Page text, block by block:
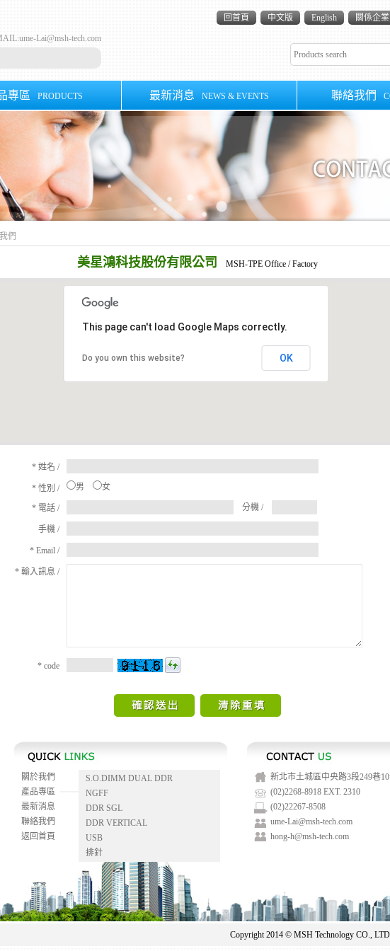
回首頁 中文版 English 關係企業
ume-Lai@msh-tech.com
專區 PRODUCTS 最新消息 NEWS & EVENTS 聯絡我們
們
美星鴻科技股份有限公司 MSH-TPE Office / Factory
This page can't load Google Maps correctly.
Do you own this website? OK
*姓名 /
*性別 / 男 女
*電話 / 分機 /
手機 /
*Email /
*輸入訊息 /
*code
S.O.DIMM DUAL DDR
NGFF
DDR SGL
DDR VERTICAL
USB
排針
關於我們
產品專區
最新消息
聯絡我們
返回首頁
新北市土城區中央路3段249巷
(02)2268-8918 EXT. 2310
(02)22267-8508
ume-Lai@msh-tech.com
hong-h@msh-tech.com
Copyright 2014 © MSH Technology CO.,